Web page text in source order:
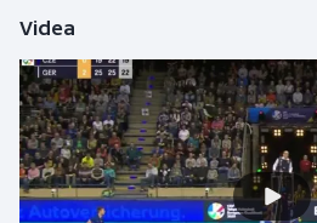
Moderní pětiboj
Motorsport
Olympijské hry
Parasport
Videa